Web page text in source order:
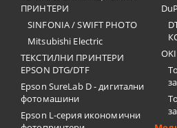
ПРИНТЕРИ
SINFONIA / SWIFT PHOTO
Mitsubishi Electric
ТЕКСТИЛНИ ПРИНТЕРИ
EPSON DTG/DTF
Epson SureLab D - дигитални
фотомашини
Epson L-серия икономични